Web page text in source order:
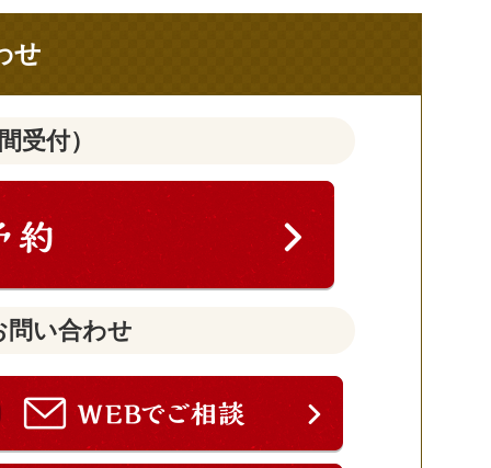
せ
受付）
問い合わせ